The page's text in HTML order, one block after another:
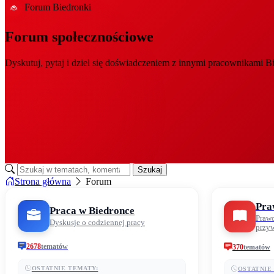
🐞 Forum Biedronki
Forum społecznościowe
Dyskutuj, pytaj i dziel się doświadczeniem z innymi pracownikami
Szukaj
Strona główna Forum
Praca w Biedronce
Dyskusje o codziennej pracy
2678tematów
OSTATNIE TEMATY:
370tematów
OSTATNIE